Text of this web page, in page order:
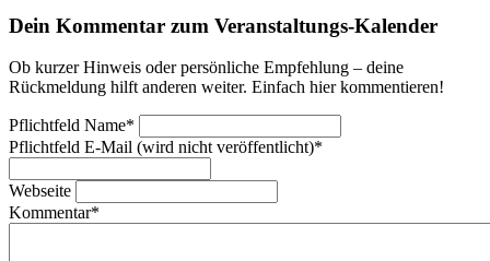
Dein Kommentar zum Veranstaltungs-Kalender
Ob kurzer Hinweis oder persönliche Empfehlung – deine
Rückmeldung hilft anderen weiter. Einfach hier kommentieren!
Pflichtfeld Name*
Pflichtfeld E-Mail (wird nicht veröffentlicht)*
Webseite
Kommentar*